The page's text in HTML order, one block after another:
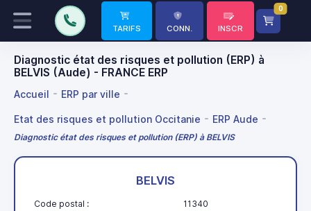
TARIFS CONN. INSCR
0
Diagnostic état des risques et pollution (ERP) à
BELVIS (Aude) - FRANCE ERP
Accueil ERP par ville
Etat des risques et pollution Occitanie ERP Aude
Diagnostic état des risques et pollution (ERP) à BELVIS
BELVIS
Code postal : 11340